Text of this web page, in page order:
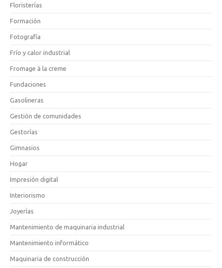
Floristerías
Formación
Fotografía
Frío y calor industrial
Fromage à la creme
Fundaciones
Gasolineras
Gestión de comunidades
Gestorías
Gimnasios
Hogar
Impresión digital
Interiorismo
Joyerías
Mantenimiento de maquinaria industrial
Mantenimiento informático
Maquinaria de construcción